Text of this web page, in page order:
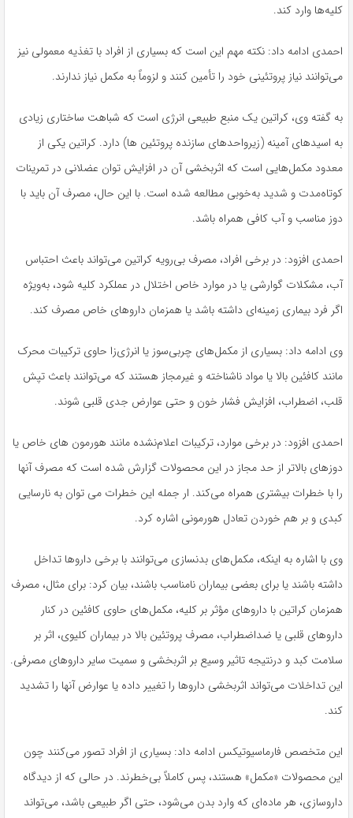
کلیه‌ها وارد کند.
احمدی ادامه داد: نکته مهم این است که بسیاری از افراد با تغذیه معمولی نیز
می‌توانند نیاز پروتئینی خود را تأمین کنند و لزوماً به مکمل نیاز ندارند.
به گفته وی، کراتین یک منبع طبیعی انرژی است که شباهت ساختاری زیادی
به اسیدهای آمینه (زیرواحدهای سازنده پروتئین ها) دارد. کراتین یکی از
معدود مکمل‌هایی است که اثربخشی آن در افزایش توان عضلانی در تمرینات
کوتاه‌مدت و شدید به‌خوبی مطالعه شده است. با این حال، مصرف آن باید با
دوز مناسب و آب کافی همراه باشد.
احمدی افزود: در برخی افراد، مصرف بی‌رویه کراتین می‌تواند باعث احتباس
آب، مشکلات گوارشی یا در موارد خاص اختلال در عملکرد کلیه شود، به‌ویژه
اگر فرد بیماری زمینه‌ای داشته باشد یا همزمان داروهای خاص مصرف کند.
وی ادامه داد: بسیاری از مکمل‌های چربی‌سوز یا انرژی‌زا حاوی ترکیبات محرک
مانند کافئین بالا یا مواد ناشناخته و غیرمجاز هستند که می‌توانند باعث تپش
قلب، اضطراب، افزایش فشار خون و حتی عوارض جدی قلبی شوند.
احمدی افزود: در برخی موارد، ترکیبات اعلام‌نشده مانند هورمون های خاص یا
دوزهای بالاتر از حد مجاز در این محصولات گزارش شده است که مصرف آنها
را با خطرات بیشتری همراه می‌کند. ار جمله این خطرات می توان به نارسایی
کبدی و بر هم خوردن تعادل هورمونی اشاره کرد.
وی با اشاره به اینکه، مکمل‌های بدنسازی می‌توانند با برخی داروها تداخل
داشته باشند یا برای بعضی بیماران نامناسب باشند، بیان کرد: برای مثال، مصرف
همزمان کراتین با داروهای مؤثر بر کلیه، مکمل‌های حاوی کافئین در کنار
داروهای قلبی یا ضداضطراب، مصرف پروتئین بالا در بیماران کلیوی، اثر بر
سلامت کبد و درنتیجه تاثیر وسیع بر اثربخشی و سمیت سایر داروهای مصرفی.
این تداخلات می‌تواند اثربخشی داروها را تغییر داده یا عوارض آنها را تشدید
کند.
این متخصص فارماسیوتیکس ادامه داد: بسیاری از افراد تصور می‌کنند چون
این محصولات «مکمل» هستند، پس کاملاً بی‌خطرند. در حالی که از دیدگاه
داروسازی، هر ماده‌ای که وارد بدن می‌شود، حتی اگر طبیعی باشد، می‌تواند